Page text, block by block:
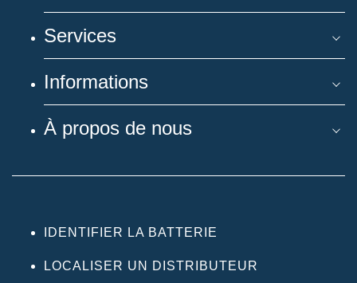
Services
Informations
À propos de nous
IDENTIFIER LA BATTERIE
LOCALISER UN DISTRIBUTEUR